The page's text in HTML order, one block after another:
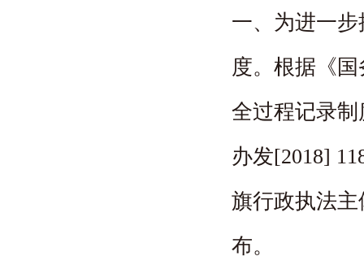
一、为进一
度。根据《
全过程记录
办发[2018]
旗行政执法
布。